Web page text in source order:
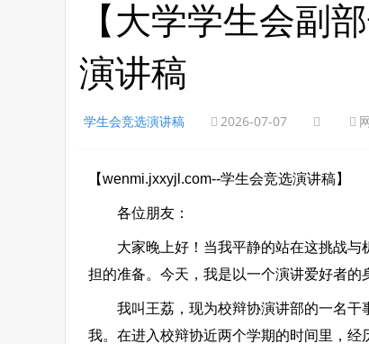
【大学学生会副
演讲稿
学生会竞选演讲稿 2026-07-07
【wenmi.jxxyjl.com--学生会竞选演讲稿】
各位朋友：
大家晚上好！当我平静的站在这挑战与
担的准备。今天，我是以一个演讲爱好者的
我叫王荔，现为校辩协演讲部的一名干
我。在进入校辩协近两个学期的时间里，经